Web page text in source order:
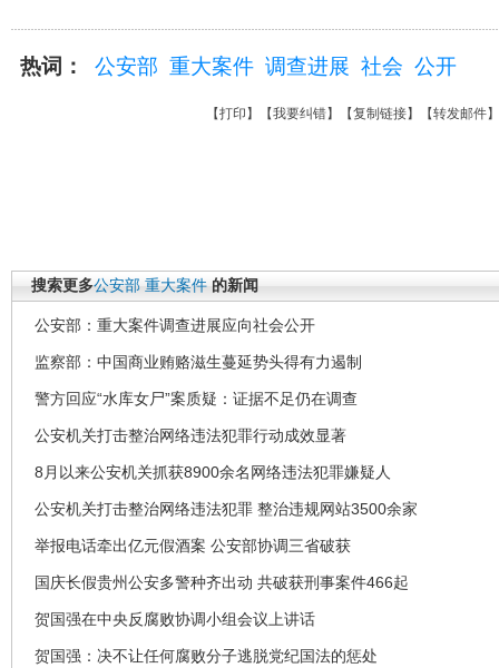
热词： 公安部 重大案件 调查进展 社会 公开
【打印 】【我要纠错】【复制链接】【转发邮件
搜索更多公安部 重大案件 的新闻
公安部：重大案件调查进展应向社会公开
监察部：中国商业贿赂滋生蔓延势头得有力遏制
警方回应“水库女尸”案质疑：证据不足仍在调查
公安机关打击整治网络违法犯罪行动成效显著
8月以来公安机关抓获8900余名网络违法犯罪嫌疑人
公安机关打击整治网络违法犯罪 整治违规网站3500余家
举报电话牵出亿元假酒案 公安部协调三省破获
国庆长假贵州公安多警种齐出动 共破获刑事案件466起
贺国强在中央反腐败协调小组会议上讲话
贺国强：决不让任何腐败分子逃脱党纪国法的惩处